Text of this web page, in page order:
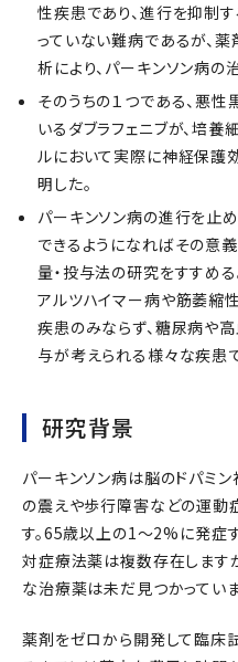
性疾患であり、進行を抑制
っていない難病であるが、
析により、パーキンソン病の
そのうちの１つである、悪
いるダブラフェニブが、培
ルにおいて実際に神経保護
明した。
パーキンソン病の進行を止
できるようになればその意
量・投与法の研究をすすめ
アルツハイマー病や筋萎縮
疾患のみならず、糖尿病や
与が考えられる様々な疾患
研究背景
パーキンソン病は脳のドパミ
の震えや歩行障害などの運
す。65歳以上の1～2%に発症
対症療法薬は複数存在します
な治療薬は未だ見つかっていま
薬剤をゼロから開発して臨床